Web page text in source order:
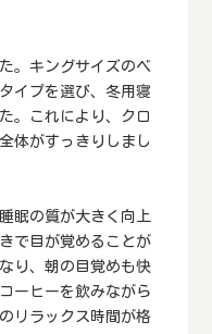
。キングサイズのベ
イプを選び、冬用寝
。これにより、クロ
体がすっきりしまし
眠の質が大きく向上
で目が覚めることが
り、朝の目覚めも快
ーヒーを飲みながら
リラックス時間が格